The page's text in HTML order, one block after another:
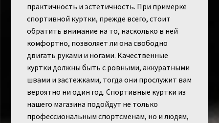
практичность и эстетичность. При примерке
спортивной куртки, прежде всего, стоит
обратить внимание на то, насколько в ней
комфортно, позволяет ли она свободно
двигать руками и ногами. Качественные
куртки должны быть с ровными, аккуратными
швами и застежками, тогда они прослужит вам
вероятно ни один год. Спортивные куртки из
нашего магазина подойдут не только
профессиональным спортсменам, но и людям,